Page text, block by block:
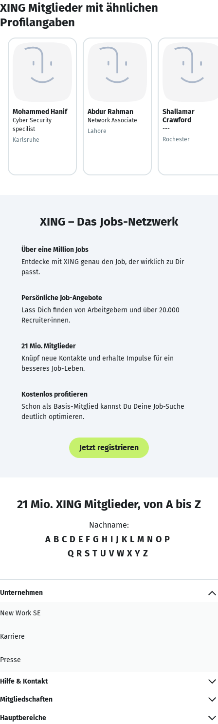
XING Mitglieder mit ähnlichen
Profilangaben
Mohammed Hanif
Cyber Security
specilist
Karlsruhe
Abdur Rahman
Network Associate
Lahore
Shallamar
Crawford
---
Rochester
XING – Das Jobs-Netzwerk
Über eine Million Jobs
Entdecke mit XING genau den Job, der wirklich zu Dir
passt.
Persönliche Job-Angebote
Lass Dich finden von Arbeitgebern und über 20.000
Recruiter·innen.
21 Mio. Mitglieder
Knüpf neue Kontakte und erhalte Impulse für ein
besseres Job-Leben.
Kostenlos profitieren
Schon als Basis-Mitglied kannst Du Deine Job-Suche
deutlich optimieren.
Jetzt registrieren
21 Mio. XING Mitglieder, von A bis Z
Nachname:
A B C D E F G H I J K L M N O P
Q R S T U V W X Y Z
Unternehmen
New Work SE
Karriere
Presse
Hilfe & Kontakt
Mitgliedschaften
Hauptbereiche